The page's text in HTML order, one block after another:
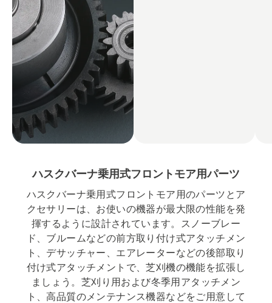
ハスクバーナ乗用式フロントモア用パーツ
ハスクバーナ乗用式フロントモア用のパーツとア
クセサリーは、お使いの機器が最大限の性能を発
揮するように設計されています。スノーブレー
ド、ブルームなどの前方取り付け式アタッチメン
ト、デサッチャー、エアレーターなどの後部取り
付け式アタッチメントで、芝刈機の機能を拡張し
ましょう。芝刈り用および冬季用アタッチメン
ト、高品質のメンテナンス機器などをご用意して